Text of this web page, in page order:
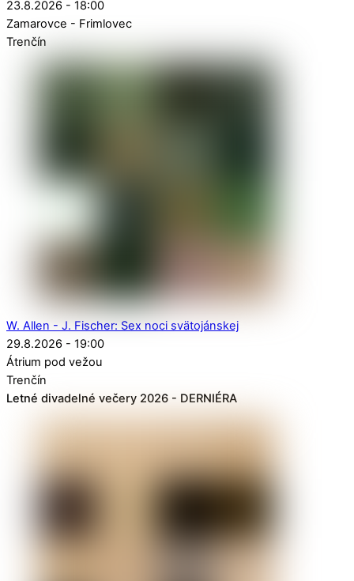
23.8.2026 - 18:00
Zamarovce - Frimlovec
Trenčín
W. Allen - J. Fischer: Sex noci svätojánskej
29.8.2026 - 19:00
Átrium pod vežou
Trenčín
Letné divadelné večery 2026 - DERNIÉRA